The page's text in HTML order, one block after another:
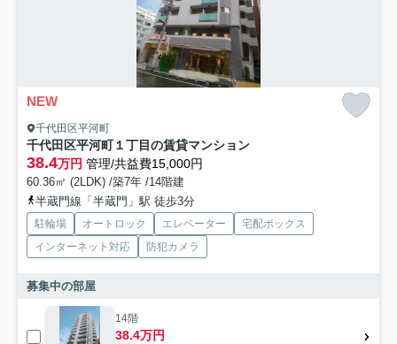
NEW
千代田区平河町
千代田区平河町１丁目の賃貸マンション
38.4万円 管理/共益費15,000円
60.36㎡ (2LDK) /築7年 /14階建
半蔵門線「半蔵門」駅 徒歩3分
駐輪場 オートロック エレベーター
宅配ボックス
インターネット対応
防犯カメラ
募集中の部屋
14階
38.4万円